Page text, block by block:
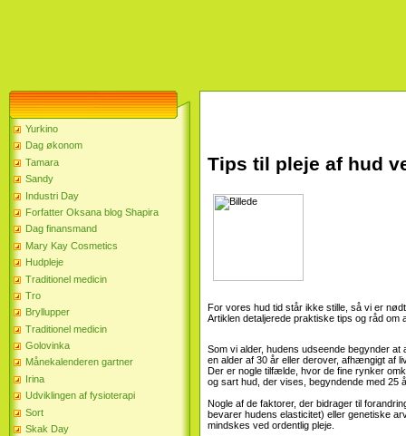
Yurkino
Dag økonom
Tamara
Sandy
Industri Day
Forfatter Oksana blog Shapira
Dag finansmand
Mary Kay Cosmetics
Hudpleje
Traditionel medicin
Tro
Bryllupper
Traditionel medicin
Golovinka
Månekalenderen gartner
Irina
Udviklingen af ​​fysioterapi
Sort
Skak Day
Tips til pleje af hud
For vores hud tid står ikke stille, så vi er
Artiklen detaljerede praktiske tips og råd om
Som vi alder, hudens udseende begynder
en alder af 30 år eller derover, afhængigt af
Der er nogle tilfælde, hvor de fine rynker
og sart hud, der vises, begyndende med 25
Nogle af de faktorer, der bidrager til
bevarer hudens elasticitet) eller genetiske
mindskes ved ordentlig pleje.